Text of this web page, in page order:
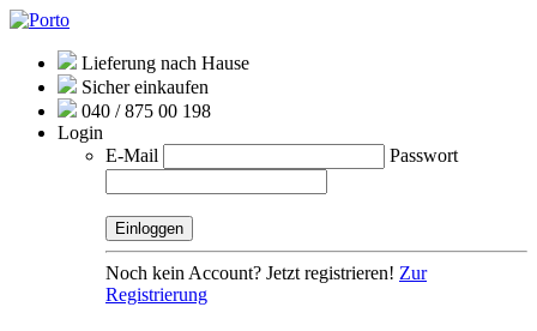
Lieferung nach Hause
Sicher einkaufen
040 / 875 00 198
Login
E-Mail
Passwort
Noch kein Account? Jetzt registrieren! Zur
Registrierung